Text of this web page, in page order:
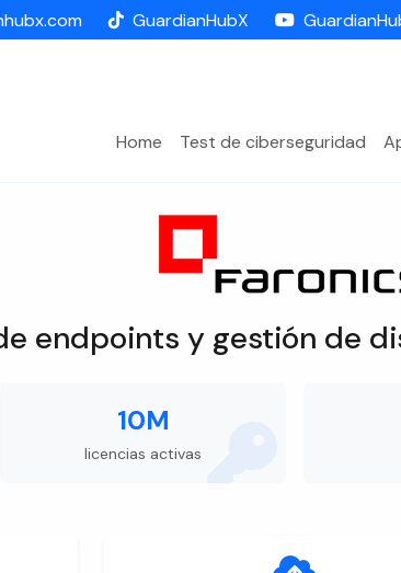
GuardianHubX
Home Test de ciberseguridad
endpoints y gestión de
10M
licencias activas